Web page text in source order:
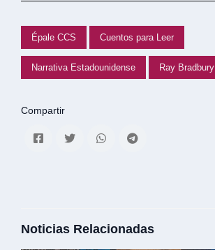
Épale CCS Cuentos para Leer
Narrativa Estadounidense Ray Bradbury
Compartir
Noticias Relacionadas